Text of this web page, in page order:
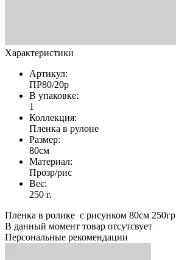
Характеристики
Артикул:
ПР80/20р
В упаковке:
1
Коллекция:
Пленка в рулоне
Размер:
80см
Материал:
Прозр/рис
Вес:
250 г.
Пленка в ролике с рисунком 80см 250гр
В данный момент товар отсутсвует
Персональные рекомендации